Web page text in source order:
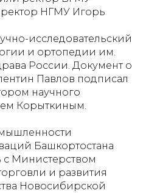
НГМУ Игорь
исследовательский
и ортопедии им.
России. Документ о
Павлов подписал
научного
Корыткиным.
Башкортостана
с Министерством
и развития
Новосибирской